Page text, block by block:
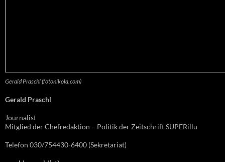
Gerald Praschl (fotonikola.com)
Gerald Praschl
Journalist
Mitglied der Chefredaktion – Politik der Zeitschrift SUPERillu
Telefon 030/754430-6400 (Sekretariat)